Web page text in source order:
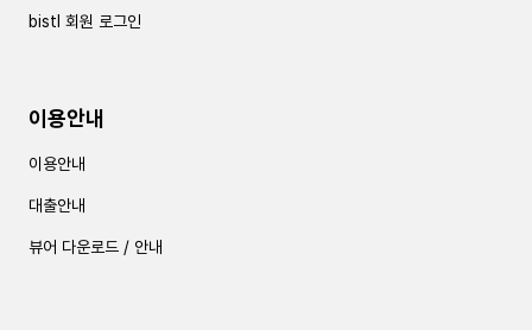
bistl 회원 로그인
이용안내
이용안내
대출안내
뷰어 다운로드 / 안내